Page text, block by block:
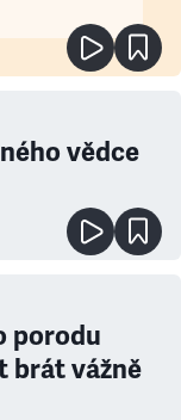
vědce
porodu
brát vážně